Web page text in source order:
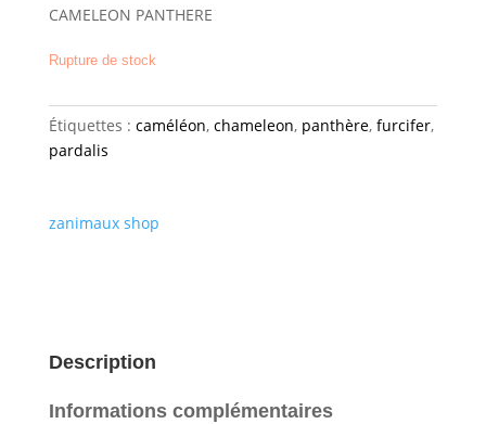
CAMELEON PANTHERE
Rupture de stock
Étiquettes : caméléon, chameleon, panthère, furcifer,
pardalis
zanimaux shop
Description
Informations complémentaires